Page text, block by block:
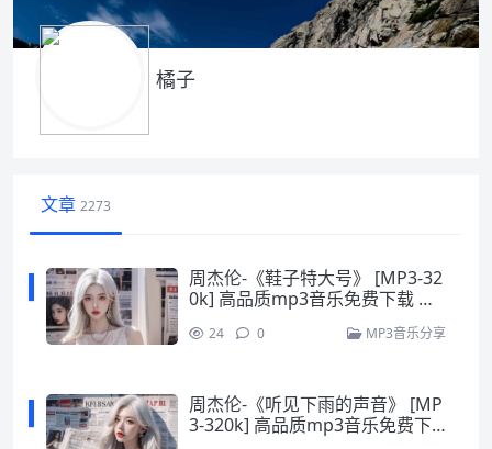
橘子
文章 2273
周杰伦-《鞋子特大号》 [MP3-32
0k] 高品质mp3音乐免费下载 歌
24 0 MP3音乐分享
周杰伦-《听见下雨的声音》 [MP
3-320k] 高品质mp3音乐免费下